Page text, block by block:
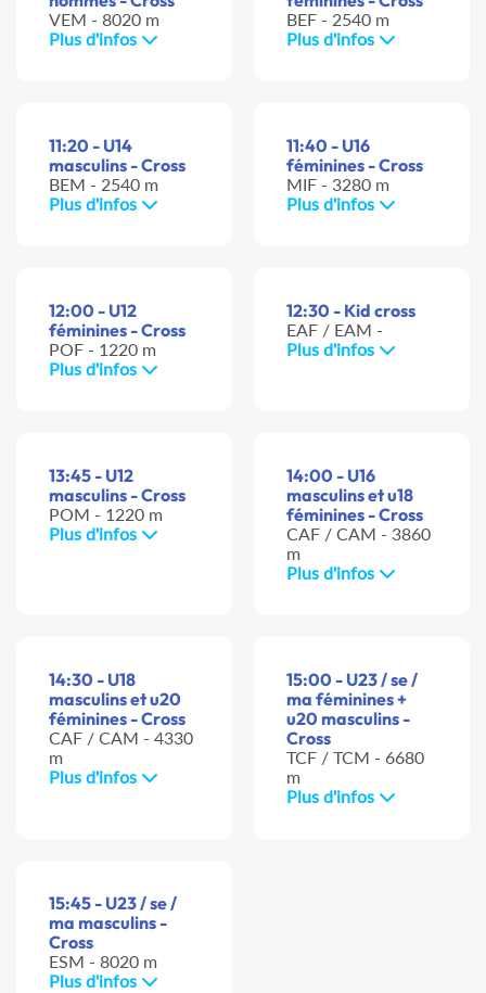
VEM - 8020 m
Plus d'infos
BEF - 2540 m
Plus d'infos
11:20 - U14
masculins - Cross
BEM - 2540 m
Plus d'infos
11:40 - U16
féminines - Cross
MIF - 3280 m
Plus d'infos
12:00 - U12
féminines - Cross
POF - 1220 m
Plus d'infos
12:30 - Kid cross
EAF / EAM -
Plus d'infos
13:45 - U12
masculins - Cross
POM - 1220 m
Plus d'infos
14:00 - U16
masculins et u18
féminines - Cross
CAF / CAM - 3860
m
Plus d'infos
14:30 - U18
masculins et u20
féminines - Cross
CAF / CAM - 4330
m
Plus d'infos
15:00 - U23 / se /
ma féminines +
u20 masculins -
Cross
TCF / TCM - 6680
m
Plus d'infos
15:45 - U23 / se /
ma masculins -
Cross
ESM - 8020 m
Plus d'infos